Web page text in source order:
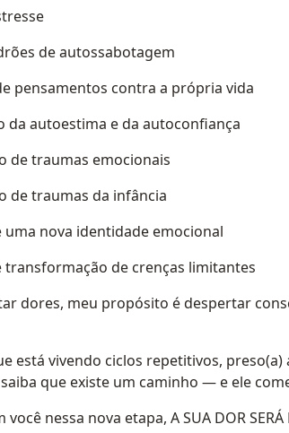
de autossabotagem
pensamentos contra a própria vida
da autoestima e da autoconfiança
de traumas emocionais
de traumas da infância
nova identidade emocional
de crenças limitantes
dores, meu propósito é despertar
está vivendo ciclos repetitivos, preso(a)
que existe um caminho — e ele
nessa nova etapa, A SUA DOR SERÁ